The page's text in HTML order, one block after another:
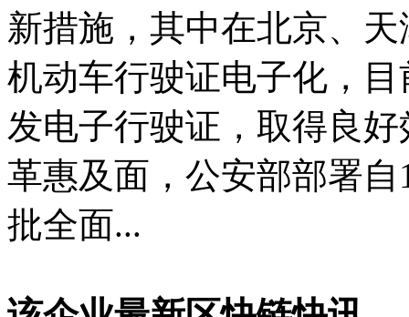
新措施，其中在北京、
机动车行驶证电子化，
发电子行驶证，取得良
革惠及面，公安部部署
批全面...